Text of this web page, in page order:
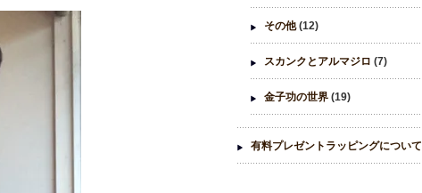
その他(12)
スカンクとアルマジロ (7)
金子功の世界 (19)
有料プレゼントラッピングについて